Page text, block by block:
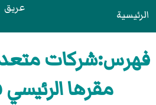
الرئيسية عريق
فهرس:شركات
مقرها الرئيسي